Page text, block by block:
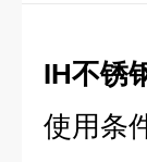
IH不锈
使用条